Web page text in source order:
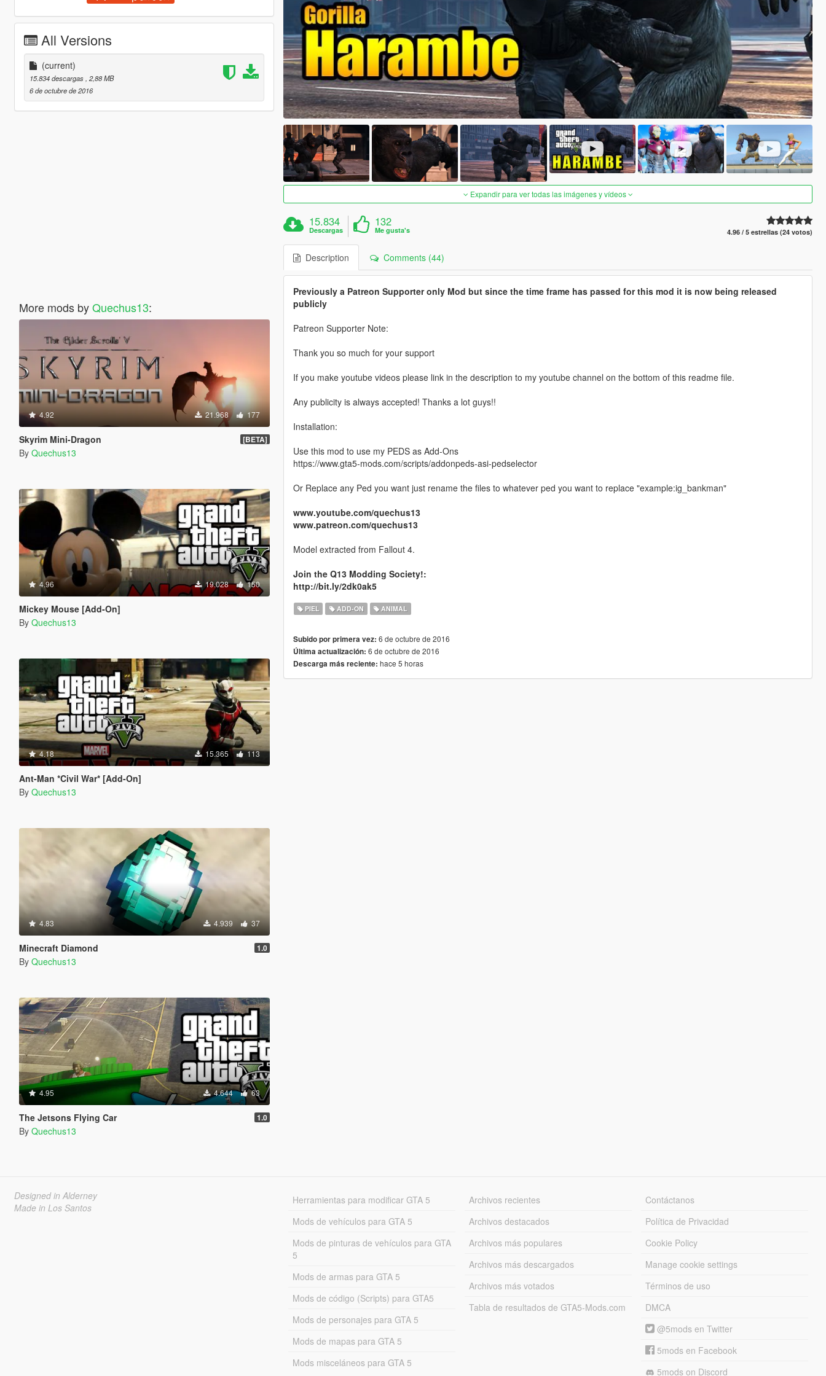
All Versions
(current)
15.834 descargas , 2,88 MB
6 de octubre de 2016
More mods byQuechus13:
4.92 21.968 177
Skyrim Mini-Dragon [BETA]
By Quechus13
4.96 19.028 150
Mickey Mouse [Add-On]
By Quechus13
4.18 15.365 113
Ant-Man *Civil War* [Add-On]
By Quechus13
4.83 4.939 37
Minecraft Diamond 1.0
By Quechus13
4.95 4.644 63
The Jetsons Flying Car 1.0
By Quechus13
Expandir para ver todas las imágenes y vídeos
15.834
Descargas
132
Me gusta's 4.96 / 5 estrellas (24 votos)
Description Comments (44)
Previously a Patreon Supporter only Mod but since the time frame has passed for this mod it is now being released
publicly
Patreon Supporter Note:
Thank you so much for your support
If you make youtube videos please link in the description to my youtube channel on the bottom of this readme file.
Any publicity is always accepted! Thanks a lot guys!!
Installation:
Use this mod to use my PEDS as Add-Ons
https://www.gta5-mods.com/scripts/addonpeds-asi-pedselector
Or Replace any Ped you want just rename the files to whatever ped you want to replace "example:ig_bankman"
www.youtube.com/quechus13
www.patreon.com/quechus13
Model extracted from Fallout 4.
Join the Q13 Modding Society!:
http://bit.ly/2dk0ak5
PIEL ADD-ON ANIMAL
Subido por primera vez: 6 de octubre de 2016
Última actualización: 6 de octubre de 2016
Descarga más reciente: hace 5 horas
Designed in Alderney
Made in Los Santos
Herramientas para modificar GTA 5
Mods de vehículos para GTA 5
Mods de pinturas de vehículos para GTA
5
Mods de armas para GTA 5
Mods de código (Scripts) para GTA5
Mods de personajes para GTA 5
Mods de mapas para GTA 5
Mods misceláneos para GTA 5
Archivos recientes
Archivos destacados
Archivos más populares
Archivos más descargados
Archivos más votados
Tabla de resultados de GTA5-Mods.com
Contáctanos
Política de Privacidad
Cookie Policy
Manage cookie settings
Términos de uso
DMCA
@5mods en Twitter
5mods en Facebook
5mods on Discord